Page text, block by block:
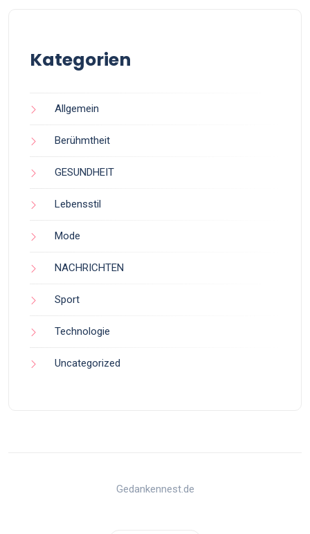
Kategorien
Allgemein
Berühmtheit
GESUNDHEIT
Lebensstil
Mode
NACHRICHTEN
Sport
Technologie
Uncategorized
Gedankennest.de